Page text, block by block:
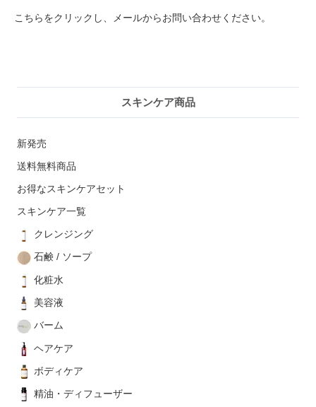
こちらをクリックし、メールからお問い合わせください。
スキンケア商品
新発売
送料無料商品
お得なスキンケアセット
スキンケア一覧
クレンジング
石鹸 / ソープ
化粧水
美容液
バーム
ヘアケア
ボディケア
精油・ディフューザー